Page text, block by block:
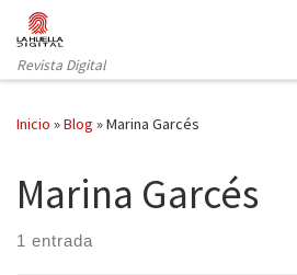
Saltar al contenido
Revista Digital
Inicio »Blog »Marina Garcés
Marina Garcés
1 entrada